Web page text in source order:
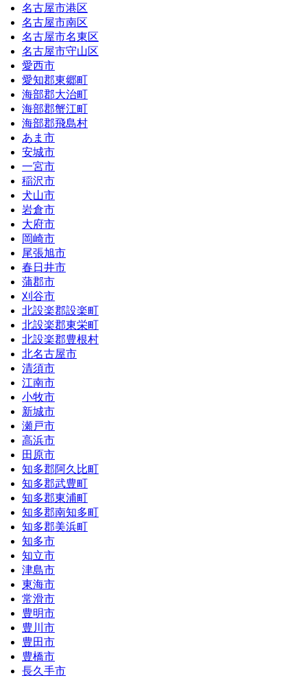
名古屋市港区
名古屋市南区
名古屋市名東区
名古屋市守山区
愛西市
愛知郡東郷町
海部郡大治町
海部郡蟹江町
海部郡飛島村
あま市
安城市
一宮市
稲沢市
犬山市
岩倉市
大府市
岡崎市
尾張旭市
春日井市
蒲郡市
刈谷市
北設楽郡設楽町
北設楽郡東栄町
北設楽郡豊根村
北名古屋市
清須市
江南市
小牧市
新城市
瀬戸市
高浜市
田原市
知多郡阿久比町
知多郡武豊町
知多郡東浦町
知多郡南知多町
知多郡美浜町
知多市
知立市
津島市
東海市
常滑市
豊明市
豊川市
豊田市
豊橋市
長久手市